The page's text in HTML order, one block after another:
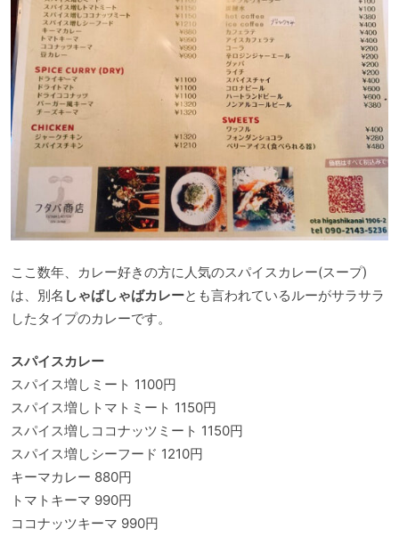
ここ数年、カレー好きの方に人気のスパイスカレー(スープ)
は、別名 しゃばしゃばカレーとも言われているルーがサラサラ
したタイプのカレーです。
スパイスカレー
スパイス増しミート 1100円
スパイス増しトマトミート 1150円
スパイス増しココナッツミート 1150円
スパイス増しシーフード 1210円
キーマカレー 880円
トマトキーマ 990円
ココナッツキーマ 990円